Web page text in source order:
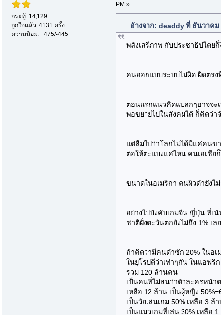
กระทู้: 14,129
ถูกใจแล้ว: 4131 ครั้ง
ความนิยม: +475/-445
PM »
อ้างจาก: deaddy ที่ ธันวาคม
พลังเสรีภาพ กับประชาธิปไตยก็
คนออกแบบระบบไม่ผิด ผิดตรง
ตอนแรกแนวคิดแปลกๆอาจจะ
พอขยายไปในสังคมได้ ก็คิดว่า
แต่ลืมไปว่าโลกไม่ได้มีแค่คนข
ต่อให้ตะแบงแค่ไหน คนเอเชีย
ขนาดในอเมริกา คนผิวดำยังไม่
อย่างไปบังคับเกมจีน ญี่ปุ่น ที่เ
ชาติฝั่งตะวันตกยังไม่ถึง 1% เล
ถ้าคิดว่ามีคนดำซัก 20% ในอเ
ในยุโรปตีว่าเท่าๆกัน ในแอฟริ
รวม 120 ล้านคน
เป็นคนทึ่ไม่สนว่าตัวละครหน้าต
เหลือ 12 ล้าน เป็นผู้หญิง
เป็นวัยเล่นเกม 50% เหลือ 3 ล้า
เป็นแนวเกมที่เล่น 30% เหลือ 1